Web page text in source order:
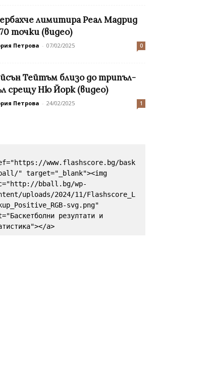
лимитира Реал Мадрид
точки (видео)
Петрова - 07/02/2025 0
Тейтъм близо до трипъл-
срещу Ню Йорк (видео)
Петрова - 24/02/2025 1
www.flashscore.bg/bask
" target="_blank"><img
bball.bg/wp-
uploads/2024/11/Flashscore_L
svg.png"
резултати и
a>